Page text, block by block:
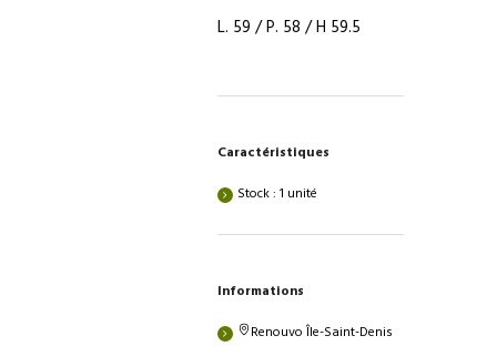
L. 59 / P. 58 / H 59.5
Caractéristiques
Stock : 1 unité
Informations
Renouvo Île-Saint-Denis